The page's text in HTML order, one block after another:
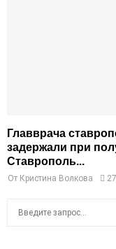
Главврача
задержали при
Ставрополь...
От Кристина Волкова